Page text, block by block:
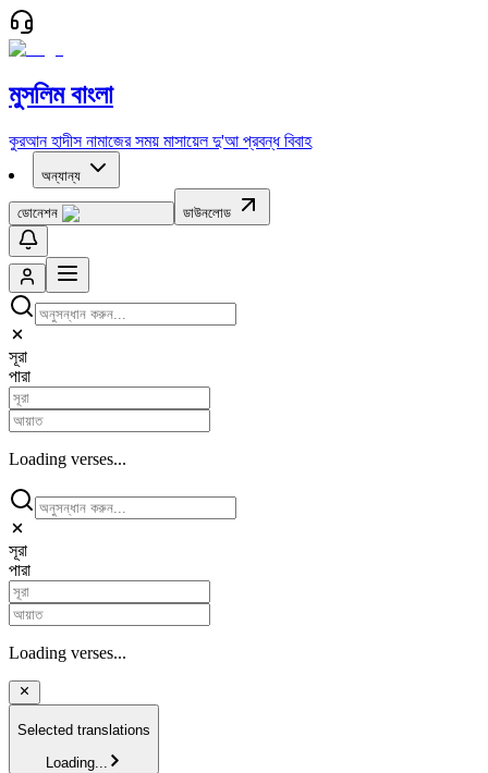
মুসলিম বাংলা
কুরআন হাদীস নামাজের সময় মাসায়েল দু'আ প্রবন্ধ বিবাহ
অন্যান্য
ডোনেশন ডাউনলোড
সূরা
পারা
Loading verses...
সূরা
পারা
Loading verses...
Selected translations
Loading...